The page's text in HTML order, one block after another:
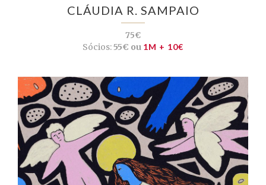
CLÁUDIA R. SAMPAIO
75€
Sócios:55€ ou 1M + 10€